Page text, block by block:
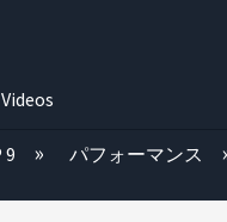
Videos
たむ
9 パフォーマンス